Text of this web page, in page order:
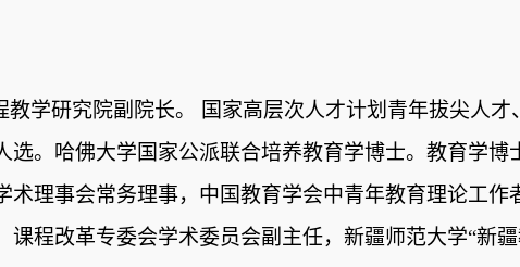
教学研究院副院长。 国家高层次人才计划青年拔尖人才
。哈佛大学国家公派联合培养教育学博士。教育学博
理事会常务理事，中国教育学会中青年教育理论工作
程改革专委会学术委员会副主任，新疆师范大学“新